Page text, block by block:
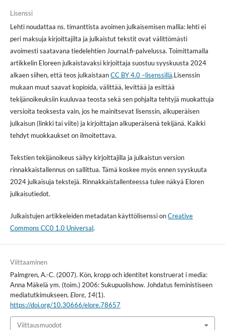
Lisenssi
Lehti noudattaa ns. timanttista avoimen julkaisemisen mallia: lehti ei
peri maksuja kirjoittajilta ja julkaistut tekstit ovat välittömästi
avoimesti saatavana tiedelehtien Journal.fi-palvelussa. Toimittamalla
artikkelin Eloreen julkaistavaksi kirjoittaja suostuu syyskuusta 2024
alkaen siihen, että teos julkaistaanCC BY 4.0 –lisenssillä.Lisenssin
mukaan muut saavat kopioida, välittää, levittää ja esittää
tekijänoikeuksiin kuuluvaa teosta sekä sen pohjalta tehtyjä muokattuja
versioita teoksesta vain, jos he mainitsevat lisenssin, alkuperäisen
julkaisun (linkki tai viite) ja kirjoittajan alkuperäisenä tekijänä. Kaikki
tehdyt muokkaukset on ilmoitettava.
Tekstien tekijänoikeus säilyy kirjoittajilla ja julkaistun version
rinnakkaistallennus on sallittua. Tämä koskee myös ennen syyskuuta
2024 julkaisuja tekstejä. Rinnakkaistallenteessa tulee näkyä Eloren
julkaisutiedot.
Julkaistujen artikkeleiden metadatan käyttölisenssi onCreative
Commons CC0 1.0 Universal.
Viittaaminen
Palmgren, A.-C. (2007). Kön, kropp och identitet konstruerat i media:
Anna Mäkelä ym. (toim.) 2006: Sukupuolishow. Johdatus feministiseen
mediatutkimukseen. Elore, 14(1).
https://doi.org/10.30666/elore.78657
Viittausmuodot